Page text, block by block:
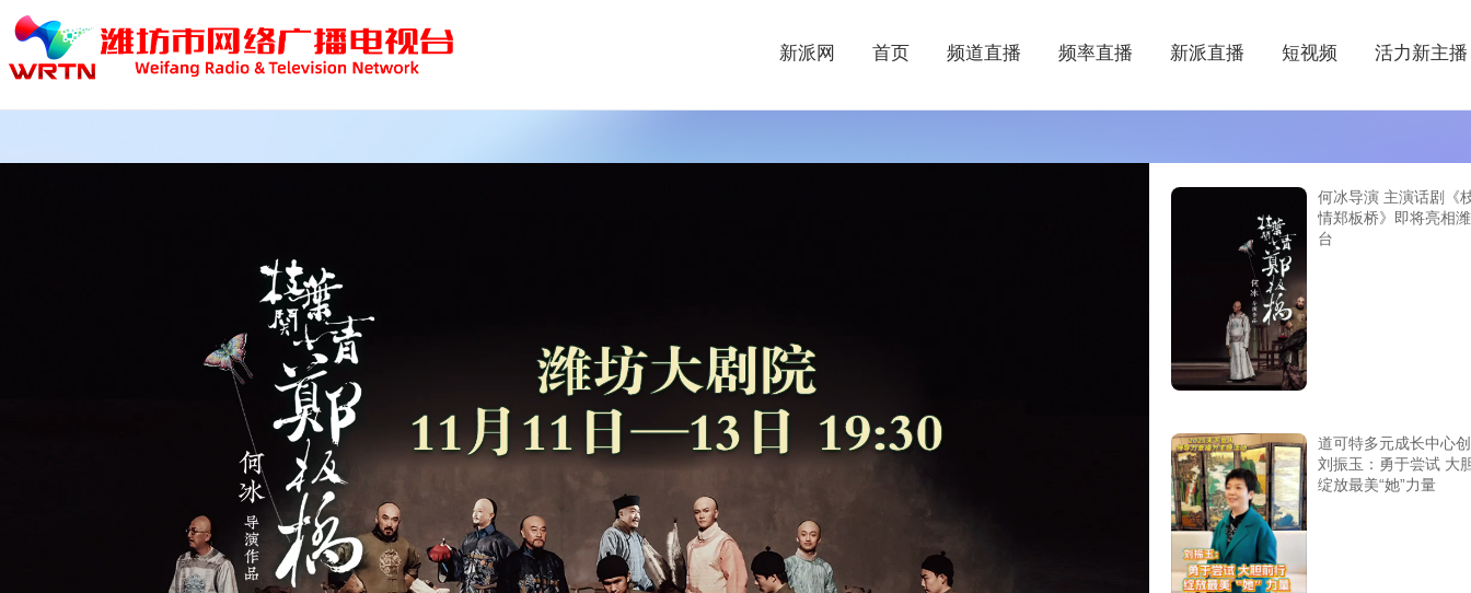
新派网 首页 频道直播 频率直播 新派直播 短视频 活力新主播
何冰导演 主演话剧《
情郑板桥》即将亮相
台
道可特多元成长中心
刘振玉：勇于尝试 大
绽放最美“她”力量